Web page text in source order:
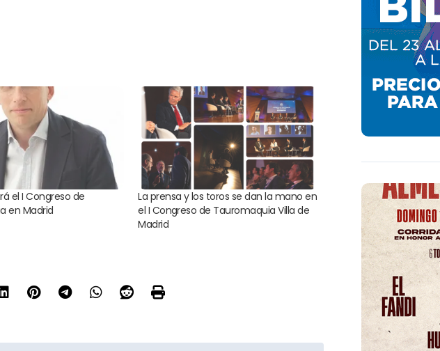
el I Congreso de
en Madrid
La prensa y los toros se dan la mano en
el I Congreso de Tauromaquia Villa de
Madrid